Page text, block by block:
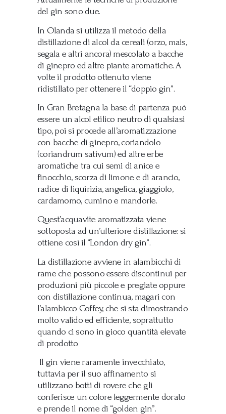
del gin sono due.
In Olanda si utilizza il metodo della
distillazione di alcol da cereali (orzo, mais,
segala e altri ancora) mescolato a bacche
di ginepro ed altre piante aromatiche. A
volte il prodotto ottenuto viene
ridistillato per ottenere il “doppio gin”.
In Gran Bretagna la base di partenza può
essere un alcol etilico neutro di qualsiasi
tipo, poi si procede all’aromatizzazione
con bacche di ginepro, coriandolo
(coriandrum sativum) ed altre erbe
aromatiche tra cui semi di anice e
finocchio, scorza di limone e di arancio,
radice di liquirizia, angelica, giaggiolo,
cardamomo, cumino e mandorle.
Quest’acquavite aromatizzata viene
sottoposta ad un’ulteriore distillazione: si
ottiene così il “London dry gin”.
La distillazione avviene in alambicchi di
rame che possono essere discontinui per
produzioni più piccole e pregiate oppure
con distillazione continua, magari con
l’alambicco Coffey, che si sta dimostrando
molto valido ed efficiente, soprattutto
quando ci sono in gioco quantità elevate
di prodotto.
Il gin viene raramente invecchiato,
tuttavia per il suo affinamento si
utilizzano botti di rovere che gli
conferisce un colore leggermente dorato
e prende il nome di “golden gin”.